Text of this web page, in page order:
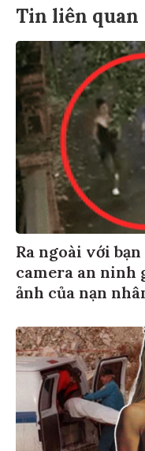
Tin liên quan
Ra ngoài với
camera an ninh
ảnh của nạn